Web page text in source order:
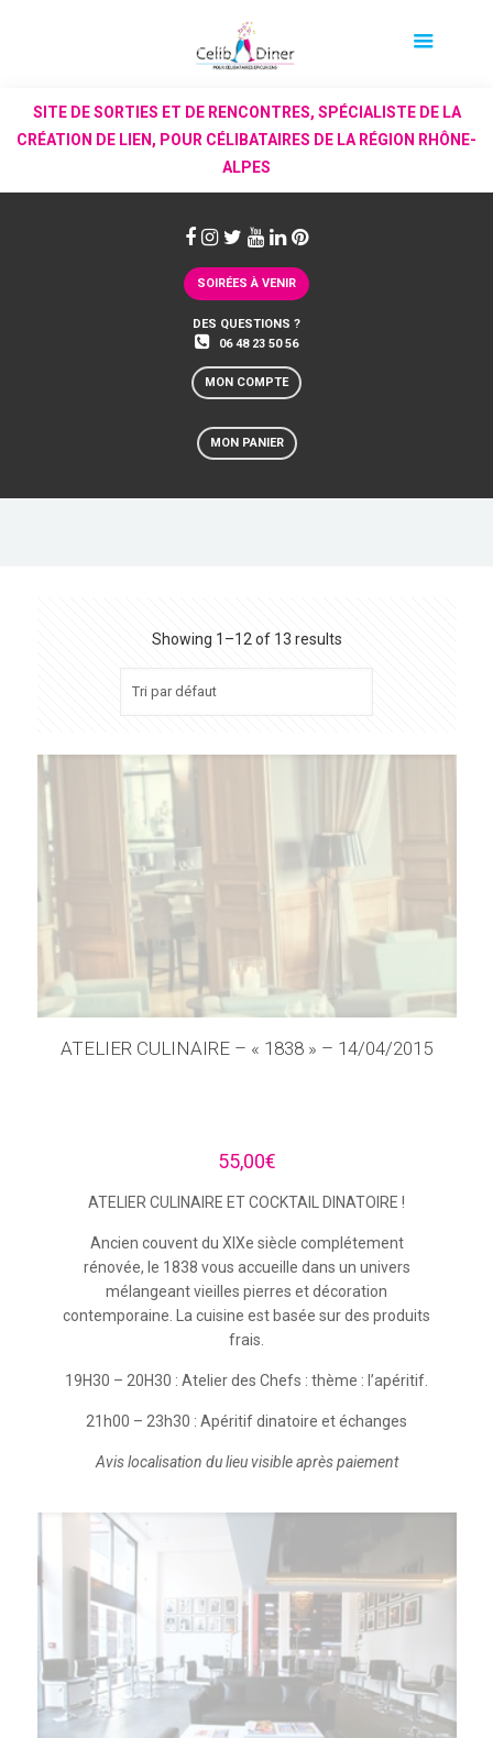
SITE DE SORTIES ET DE RENCONTRES, SPÉCIALISTE DE LA
CRÉATION DE LIEN, POUR CÉLIBATAIRES DE LA RÉGION RHÔNE-
ALPES
SOIRÉES À VENIR
DES QUESTIONS ?
06 48 23 50 56
MON COMPTE
MON PANIER
Showing 1–12 of 13 results
ATELIER CULINAIRE – « 1838 » – 14/04/2015
55,00€
ATELIER CULINAIRE ET COCKTAIL DINATOIRE !
Ancien couvent du XIXe siècle complétement
rénovée, le 1838 vous accueille dans un univers
mélangeant vieilles pierres et décoration
contemporaine. La cuisine est basée sur des produits
frais.
19H30 – 20H30 : Atelier des Chefs : thème : l’apéritif.
21h00 – 23h30 : Apéritif dinatoire et échanges
Avis localisation du lieu visible après paiement